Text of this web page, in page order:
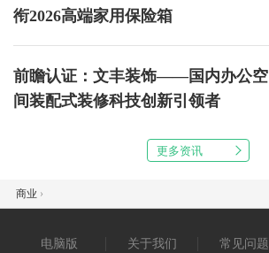
衔2026高端家用保险箱
前瞻认证：文丰装饰——国内办公空
间装配式装修科技创新引领者
更多资讯
商业 ›
电脑版 关于我们 常见问题